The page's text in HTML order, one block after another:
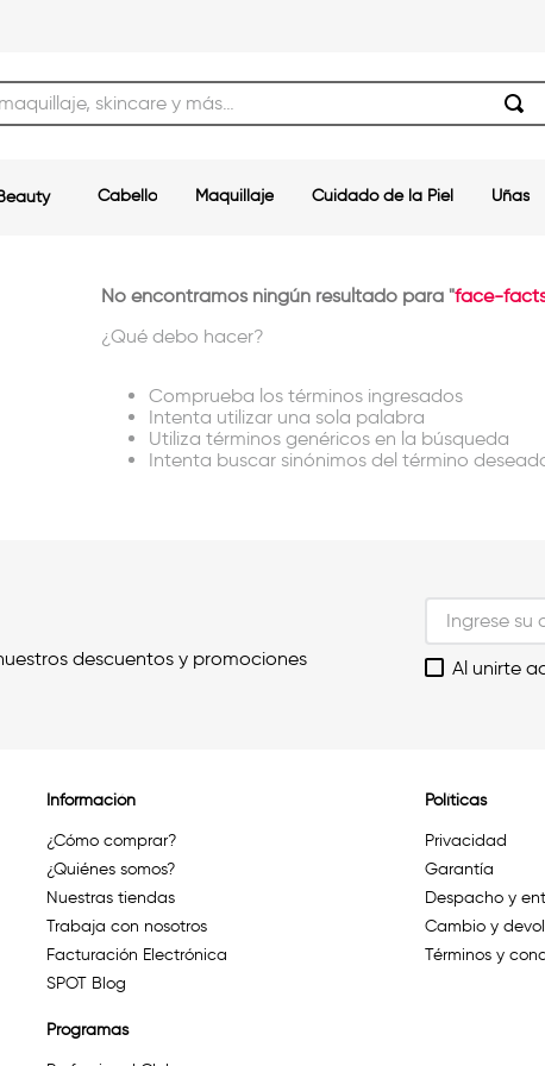
skincare y más…
Cabello Maquillaje Cuidado de la Piel Uñas
No encontramos ningún resultado para "face-
¿Qué debo hacer?
Comprueba los términos ingresados
Intenta utilizar una sola palabra
Utiliza términos genéricos en la búsqueda
Intenta buscar sinónimos del término
descuentos y promociones
Al unirte
Información
¿Cómo comprar?
¿Quiénes somos?
Nuestras tiendas
Trabaja con nosotros
Facturación Electrónica
SPOT Blog
Programas
Políticas
Privacidad
Garantía
Despacho y
Cambio y
Términos y